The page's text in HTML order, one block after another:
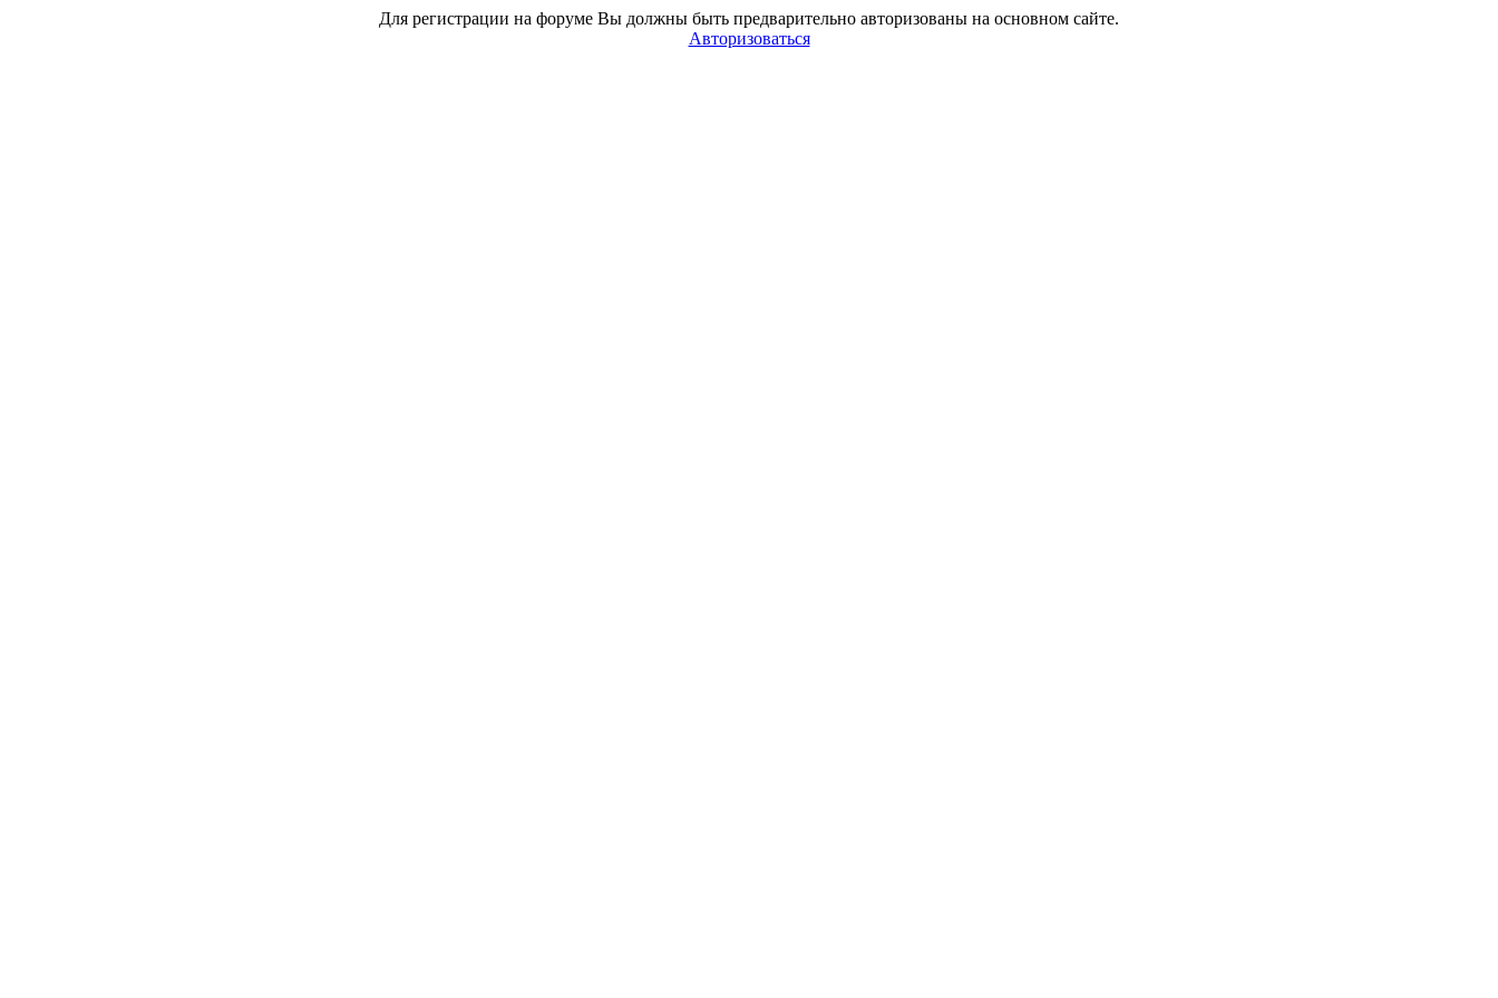
Для регистрации на форуме Вы должны быть предварительно авторизованы на основном сайте.
Авторизоваться